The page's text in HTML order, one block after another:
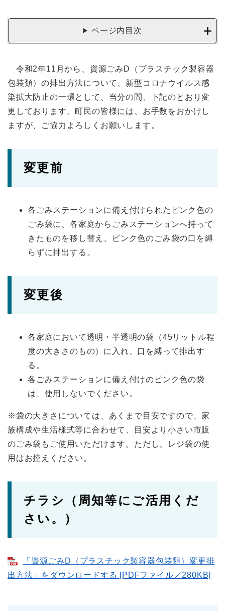
ページ内目次
令和2年11月から、資源ごみD（プラスチック製容器
包装類）の排出方法について、新型コロナウイルス感
染拡大防止の一環として、当分の間、下記のとおり変
更しております。町民の皆様には、お手数をおかけし
ますが、ご協力よろしくお願いします。
変更前
各ごみステーションに備え付けられたピンク色の
ごみ袋に、各家庭からごみステーションへ持って
きたものを移し替え、ピンク色のごみ袋の口を縛
らずに排出する。
変更後
各家庭において透明・半透明の袋（45リットル程
度の大きさのもの）に入れ、口を縛って排出す
る。
各ごみステーションに備え付けのピンク色の袋
は、使用しないでください。
※袋の大きさについては、あくまで目安ですので、家
族構成や生活様式等に合わせて、目安より小さい市販
のごみ袋もご使用いただけます。ただし、レジ袋の使
用はお控えください。
チラシ（周知等にご活用くだ
さい。）
「資源ごみD（プラスチック製容器包装類）変更排
出方法」をダウンロードする [PDFファイル／280KB]